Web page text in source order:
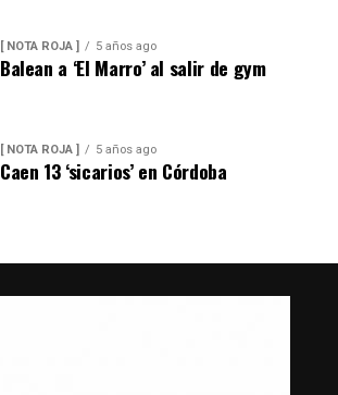
[ NOTA ROJA ] 5 años ago
Balean a ‘El Marro’ al salir de gym
[ NOTA ROJA ] 5 años ago
Caen 13 ‘sicarios’ en Córdoba